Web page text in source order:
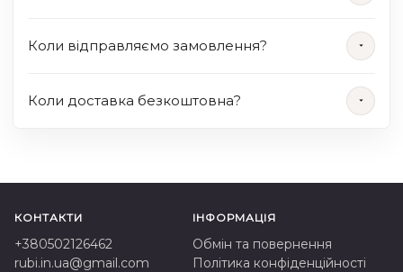
Коли відправляємо замовлення?
Коли доставка безкоштовна?
КОНТАКТИ
+380502126462
rubi.in.ua@gmail.com
ІНФОРМАЦІЯ
Обмін та повернення
Політика конфіденційності